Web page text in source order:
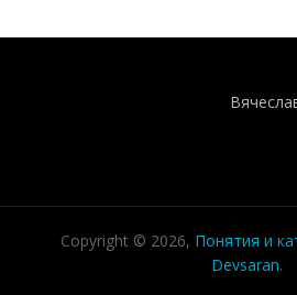
Copyright © 2026, Понятия и
Devsaran.